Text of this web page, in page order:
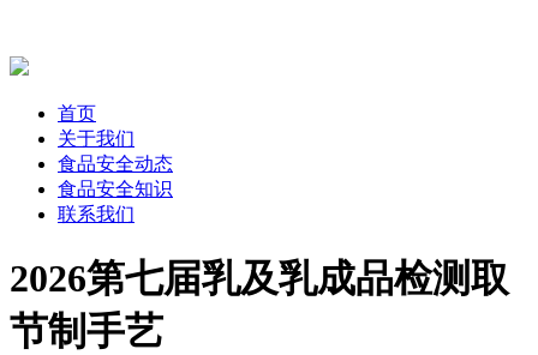
首页
关于我们
食品安全动态
食品安全知识
联系我们
2026第七届乳及乳成品检测取
节制手艺